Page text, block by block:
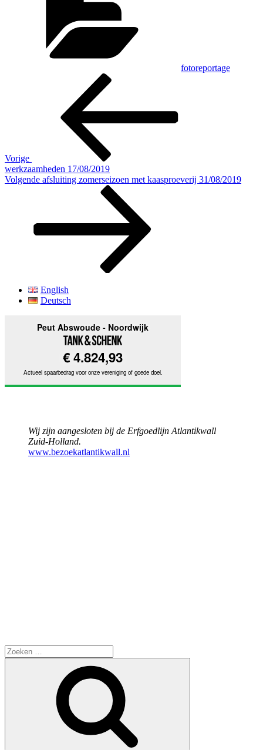
fotoreportage
Vorige
werkzaamheden 17/08/2019
Volgend
Volgende afsluiting zomerseizoen met kaasproeverij 31/08/2019
English
Deutsch
Wij zijn aangesloten bij de Erfgoedlijn Atlantikwall
Zuid-Holland.
www.bezoekatlantikwall.nl
Zoeken
naar: